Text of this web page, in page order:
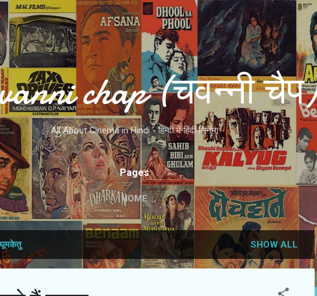
Skip to main content
chap (चवन्नी चैप)
All About Cinema in Hindi - हिन्दी में हिंदी सिनेमा
Pages
HOME
घूमकेतु SHOW ALL